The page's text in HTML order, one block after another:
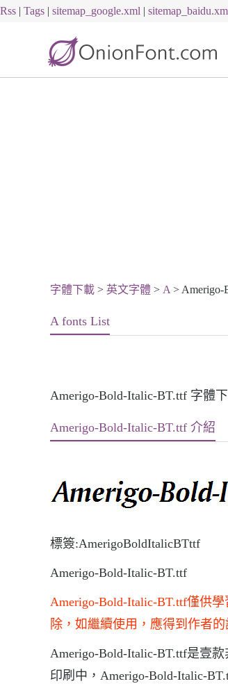
Rss | Tags | sitemap_google.xml |
字體下載 > 英文字體 > A > Amerigo-
A fonts List
Amerigo-Bold-Italic-BT.ttf 字體
Amerigo-Bold-Italic-BT.ttf 介紹
標簽:AmerigoBoldItalicBTttf
Amerigo-Bold-Italic-BT.ttf
Amerigo-Bold-Italic-BT.ttf僅供
除，如繼續使用，應得到作者
Amerigo-Bold-Italic-BT.ttf是壹
印刷中，Amerigo-Bold-Italic-